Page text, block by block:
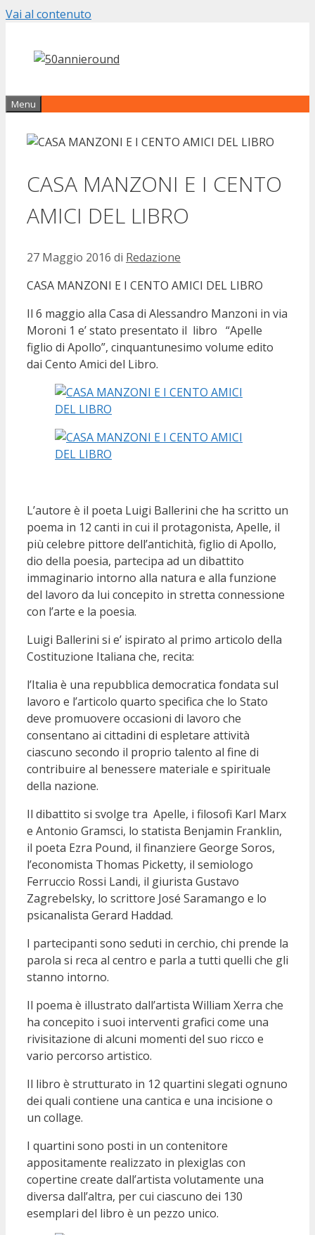
Vai al contenuto
Menu
CASA MANZONI E I CENTO
AMICI DEL LIBRO
27 Maggio 2016 di Redazione
CASA MANZONI E I CENTO AMICI DEL LIBRO
Il 6 maggio alla Casa di Alessandro Manzoni in via
Moroni 1 e’ stato presentato il libro “Apelle
figlio di Apollo”, cinquantunesimo volume edito
dai Cento Amici del Libro.
L’autore è il poeta Luigi Ballerini che ha scritto un
poema in 12 canti in cui il protagonista, Apelle, il
più celebre pittore dell’antichità, figlio di Apollo,
dio della poesia, partecipa ad un dibattito
immaginario intorno alla natura e alla funzione
del lavoro da lui concepito in stretta connessione
con l’arte e la poesia.
Luigi Ballerini si e’ ispirato al primo articolo della
Costituzione Italiana che, recita:
l’Italia è una repubblica democratica fondata sul
lavoro e l’articolo quarto specifica che lo Stato
deve promuovere occasioni di lavoro che
consentano ai cittadini di espletare attività
ciascuno secondo il proprio talento al fine di
contribuire al benessere materiale e spirituale
della nazione.
Il dibattito si svolge tra Apelle, i filosofi Karl Marx
e Antonio Gramsci, lo statista Benjamin Franklin,
il poeta Ezra Pound, il finanziere George Soros,
l’economista Thomas Picketty, il semiologo
Ferruccio Rossi Landi, il giurista Gustavo
Zagrebelsky, lo scrittore José Saramango e lo
psicanalista Gerard Haddad.
I partecipanti sono seduti in cerchio, chi prende la
parola si reca al centro e parla a tutti quelli che gli
stanno intorno.
Il poema è illustrato dall’artista William Xerra che
ha concepito i suoi interventi grafici come una
rivisitazione di alcuni momenti del suo ricco e
vario percorso artistico.
Il libro è strutturato in 12 quartini slegati ognuno
dei quali contiene una cantica e una incisione o
un collage.
I quartini sono posti in un contenitore
appositamente realizzato in plexiglas con
copertine create dall’artista volutamente una
diversa dall’altra, per cui ciascuno dei 130
esemplari del libro è un pezzo unico.